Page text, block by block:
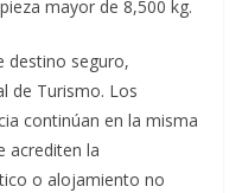
mayor de 8,500 kg.
destino seguro,
de Turismo. Los
continúan en la misma
acrediten la
o alojamiento no